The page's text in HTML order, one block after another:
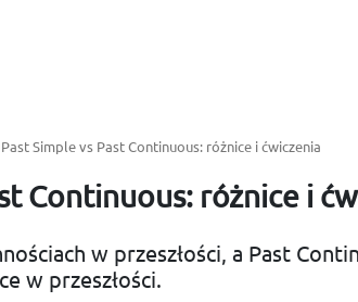
Past Simple vs Past Continuous: różnice i ćwiczenia
Continuous: różnice i
w przeszłości, a Past
w przeszłości.